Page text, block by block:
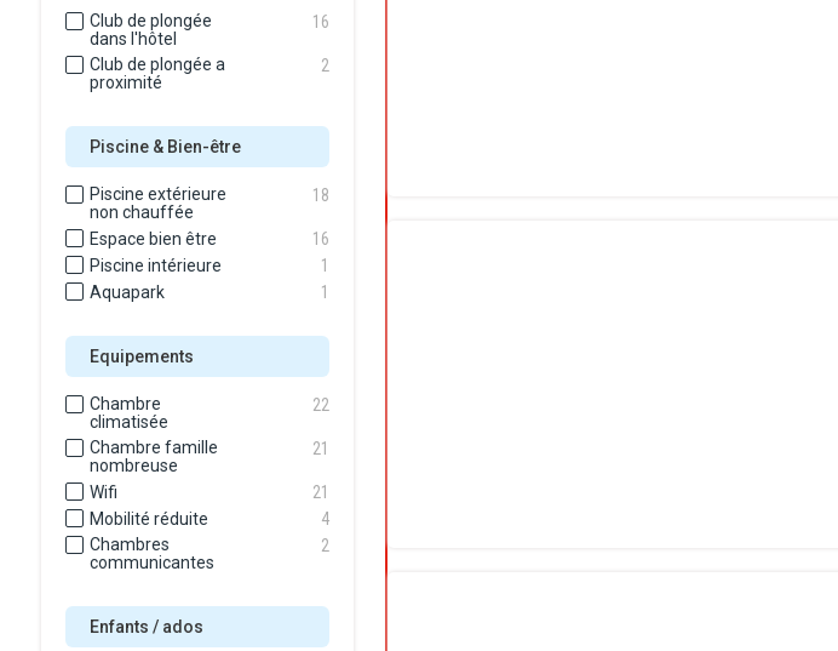
Club de plongée
dans l'hôtel
16
Club de plongée a
proximité
2
Piscine & Bien-être
Piscine extérieure
non chauffée
18
Espace bien être
16
Piscine intérieure
1
Aquapark
1
Equipements
Chambre
climatisée
22
Chambre famille
nombreuse
21
Wifi
21
Mobilité réduite
4
Chambres
communicantes
2
Enfants / ados